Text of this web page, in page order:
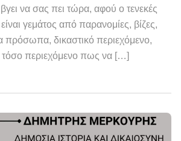
να σας πει τώρα, αφού ο τενεκές
γεμάτος από παρανομίες, βίζες,
πρόσωπα, δικαστικό περιεχόμενο,
τόσο περιεχόμενο πως να […]